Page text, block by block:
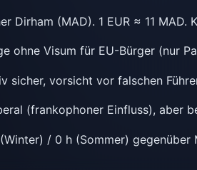
Dirham (MAD). 1 EUR ≈ 11 MAD.
ohne Visum für EU-Bürger (nur
sicher, vorsicht vor falschen
(frankophoner Einfluss), aber
/ 0 h (Sommer) gegenüber